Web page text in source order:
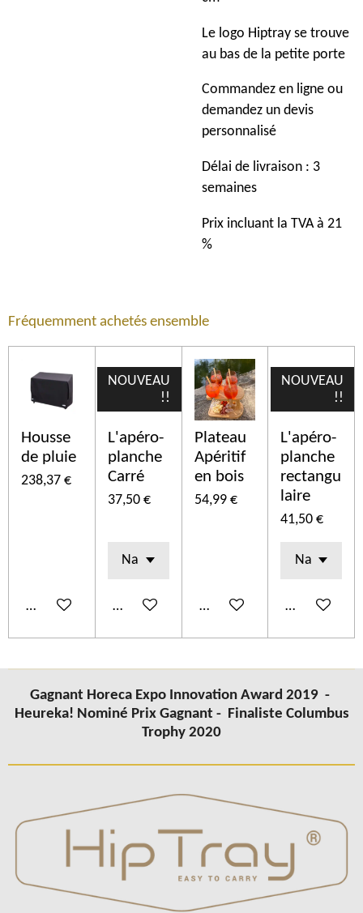
Le logo Hiptray se trouve
au bas de la petite porte
Commandez en ligne ou
demandez un devis
personnalisé
Délai de livraison : 3
semaines
Prix incluant la TVA à 21
%
Fréquemment achetés ensemble
Housse
de pluie
238,37 €
Ajouter au panier
NOUVEAU
!!
L'apéro-
planche
Carré
37,50 €
Ajouter au panier
Plateau
Apéritif
en bois
54,99 €
Ajouter au panier
NOUVEAU
!!
L'apéro-
planche
rectangu
laire
41,50 €
Ajouter au
Gagnant Horeca Expo Innovation Award 2019 -
Heureka! Nominé Prix Gagnant - Finaliste Columbus
Trophy 2020